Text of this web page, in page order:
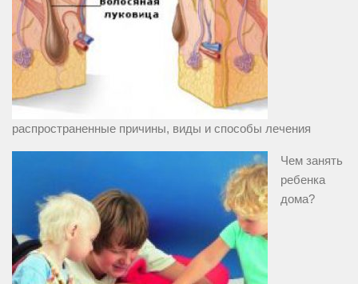
распространенные причины, виды и способы лечения
Чем занять
ребенка
дома?